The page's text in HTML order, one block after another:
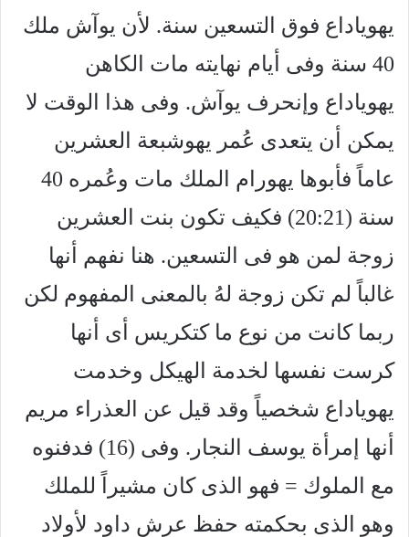
يهوياداع فوق التسعين سنة. لأن يوآش ملك
40 سنة وفى أيام نهايته مات الكاهن
يهوياداع وإنحرف يوآش. وفى هذا الوقت لا
يمكن أن يتعدى عُمر يهوشبعة العشرين
عاماً فأبوها يهورام الملك مات وعُمره 40
سنة (20:21) فكيف تكون بنت العشرين
زوجة لمن هو فى التسعين. هنا نفهم أنها
غالباً لم تكن زوجة لهُ بالمعنى المفهوم لكن
ربما كانت من نوع ما كتكريس أى أنها
كرست نفسها لخدمة الهيكل وخدمت
يهوياداع شخصياً وقد قيل عن العذراء مريم
أنها إمرأة يوسف النجار. وفى (16) فدفنوه
مع الملوك = فهو الذى كان مشيراً للملك
وهو الذى بحكمته حفظ عرش داود لأولاد